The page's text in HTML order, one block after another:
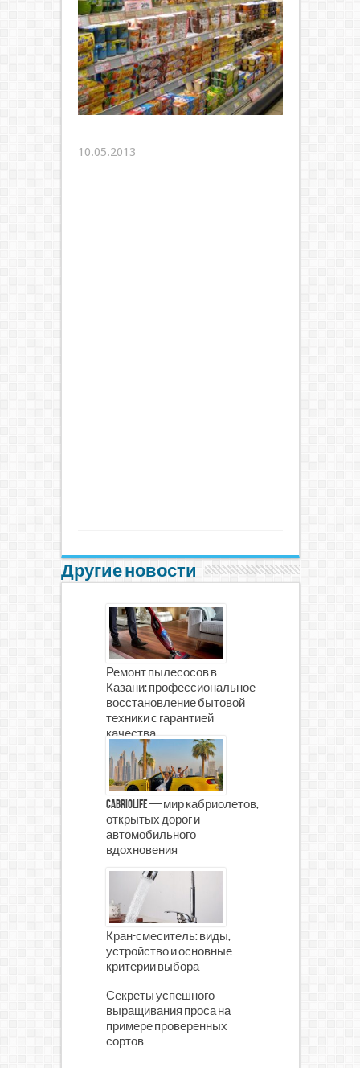
10.05.2013
Другие новости
Ремонт пылесосов в
Казани: профессиональное
восстановление бытовой
техники с гарантией
качества
CabrioLife — мир кабриолетов,
открытых дорог и
автомобильного
вдохновения
Кран-смеситель: виды,
устройство и основные
критерии выбора
Секреты успешного
выращивания проса на
примере проверенных
сортов